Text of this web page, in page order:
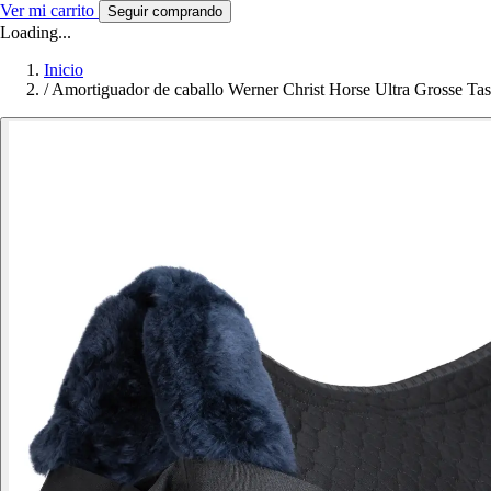
Ver mi carrito Seguir comprando
Loading...
Inicio
/ Amortiguador de caballo Werner Christ Horse Ultra Grosse